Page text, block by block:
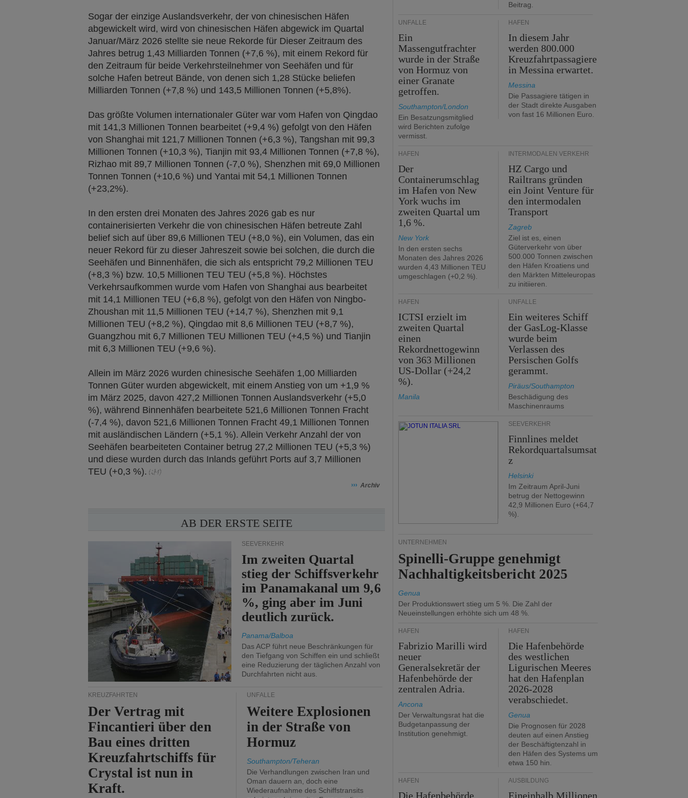
Sogar der einzige Auslandsverkehr, der von chinesischen Häfen
abgewickelt wird, wird von chinesischen Häfen abgewick im Quartal
Januar/März 2026 stellte sie neue Rekorde für Dieser Zeitraum des
Jahres betrug 1,43 Milliarden Tonnen (+7,6 %), mit einem Rekord für
den Zeitraum für beide Verkehrsteilnehmer von Seehäfen und für
solche Hafen betreut Bände, von denen sich 1,28 Stücke beliefen
Milliarden Tonnen (+7,8 %) und 143,5 Millionen Tonnen (+5,8%).
Das größte Volumen internationaler Güter war vom Hafen von Qingdao
mit 141,3 Millionen Tonnen bearbeitet (+9,4 %) gefolgt von den Häfen
von Shanghai mit 121,7 Millionen Tonnen (+6,3 %), Tangshan mit 99,3
Millionen Tonnen (+10,3 %), Tianjin mit 93,4 Millionen Tonnen (+7,8 %),
Rizhao mit 89,7 Millionen Tonnen (-7,0 %), Shenzhen mit 69,0 Millionen
Tonnen Tonnen (+10,6 %) und Yantai mit 54,1 Millionen Tonnen
(+23,2%).
In den ersten drei Monaten des Jahres 2026 gab es nur
containerisierten Verkehr die von chinesischen Häfen betreute Zahl
belief sich auf über 89,6 Millionen TEU (+8,0 %), ein Volumen, das ein
neuer Rekord für zu dieser Jahreszeit sowie bei solchen, die durch die
Seehäfen und Binnenhäfen, die sich als entspricht 79,2 Millionen TEU
(+8,3 %) bzw. 10,5 Millionen TEU TEU (+5,8 %). Höchstes
Verkehrsaufkommen wurde vom Hafen von Shanghai aus bearbeitet
mit 14,1 Millionen TEU (+6,8 %), gefolgt von den Häfen von Ningbo-
Zhoushan mit 11,5 Millionen TEU (+14,7 %), Shenzhen mit 9,1
Millionen TEU (+8,2 %), Qingdao mit 8,6 Millionen TEU (+8,7 %),
Guangzhou mit 6,7 Millionen TEU Millionen TEU (+4,5 %) und Tianjin
mit 6,3 Millionen TEU (+9,6 %).
Allein im März 2026 wurden chinesische Seehäfen 1,00 Milliarden
Tonnen Güter wurden abgewickelt, mit einem Anstieg von um +1,9 %
im März 2025, davon 427,2 Millionen Tonnen Auslandsverkehr (+5,0
%), während Binnenhäfen bearbeitete 521,6 Millionen Tonnen Fracht
(-7,4 %), davon 521,6 Millionen Tonnen Fracht 49,1 Millionen Tonnen
mit ausländischen Ländern (+5,1 %). Allein Verkehr Anzahl der von
Seehäfen bearbeiteten Container betrug 27,2 Millionen TEU (+5,3 %)
und diese wurden durch das Inlands geführt Ports auf 3,7 Millionen
TEU (+0,3 %).
››› Archiv
AB DER ERSTE SEITE
SEEVERKEHR
Im zweiten Quartal
stieg der Schiffsverkehr
im Panamakanal um 9,6
%, ging aber im Juni
deutlich zurück.
Panama/Balboa
Das ACP führt neue Beschränkungen für
den Tiefgang von Schiffen ein und schließt
eine Reduzierung der täglichen Anzahl von
Durchfahrten nicht aus.
KREUZFAHRTEN
Der Vertrag mit
Fincantieri über den
Bau eines dritten
Kreuzfahrtschiffs für
Crystal ist nun in
Kraft.
UNFÄLLE
Weitere Explosionen
in der Straße von
Hormuz
Southampton/Teheran
Die Verhandlungen zwischen Iran und
Oman dauern an, doch eine
Wiederaufnahme des Schiffstransits
Beitrag.
UNFÄLLE
Ein
Massengutfrachter
wurde in der Straße
von Hormuz von
einer Granate
getroffen.
Southampton/London
Ein Besatzungsmitglied
wird Berichten zufolge
vermisst.
HÄFEN
In diesem Jahr
werden 800.000
Kreuzfahrtpassagiere
in Messina erwartet.
Messina
Die Passagiere tätigen in
der Stadt direkte Ausgaben
von fast 16 Millionen Euro.
HÄFEN
Der
Containerumschlag
im Hafen von New
York wuchs im
zweiten Quartal um
1,6 %.
New York
In den ersten sechs
Monaten des Jahres 2026
wurden 4,43 Millionen TEU
umgeschlagen (+0,2 %).
INTERMODALEN VERKEHR
HZ Cargo und
Railtrans gründen
ein Joint Venture für
den intermodalen
Transport
Zagreb
Ziel ist es, einen
Güterverkehr von über
500.000 Tonnen zwischen
den Häfen Kroatiens und
den Märkten Mitteleuropas
zu initiieren.
HÄFEN
ICTSI erzielt im
zweiten Quartal
einen
Rekordnettogewinn
von 363 Millionen
US-Dollar (+24,2
%).
Manila
UNFÄLLE
Ein weiteres Schiff
der GasLog-Klasse
wurde beim
Verlassen des
Persischen Golfs
gerammt.
Piräus/Southampton
Beschädigung des
Maschinenraums
SEEVERKEHR
Finnlines meldet
Rekordquartalsumsat
z
Helsinki
Im Zeitraum April-Juni
betrug der Nettogewinn
42,9 Millionen Euro (+64,7
%).
UNTERNEHMEN
Spinelli-Gruppe genehmigt
Nachhaltigkeitsbericht 2025
Genua
Der Produktionswert stieg um 5 %. Die Zahl der
Neueinstellungen erhöhte sich um 48 %.
HÄFEN
Fabrizio Marilli wird
neuer
Generalsekretär der
Hafenbehörde der
zentralen Adria.
Ancona
Der Verwaltungsrat hat die
Budgetanpassung der
Institution genehmigt.
HÄFEN
Die Hafenbehörde
des westlichen
Ligurischen Meeres
hat den Hafenplan
2026-2028
verabschiedet.
Genua
Die Prognosen für 2028
deuten auf einen Anstieg
der Beschäftigtenzahl in
den Häfen des Systems um
etwa 150 hin.
HÄFEN
Die Hafenbehörde
AUSBILDUNG
Eineinhalb Millionen